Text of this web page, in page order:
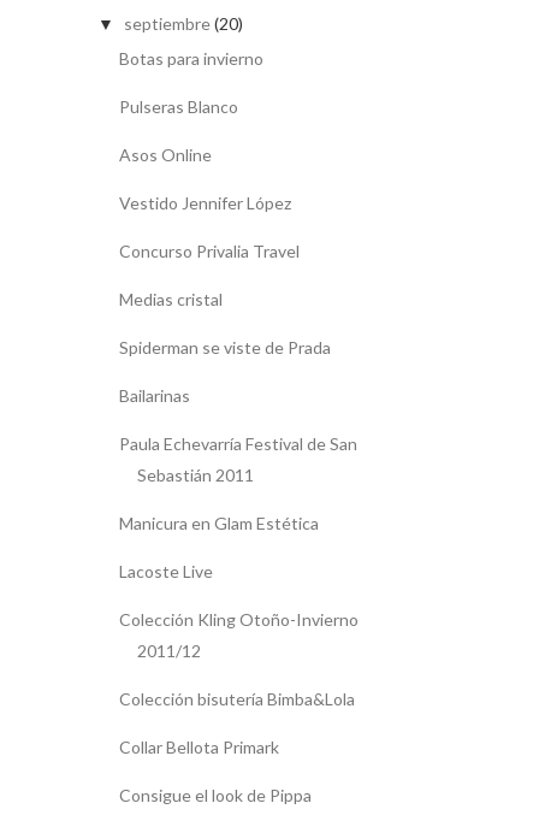
▼ septiembre(20)
Botas para invierno
Pulseras Blanco
Asos Online
Vestido Jennifer López
Concurso Privalia Travel
Medias cristal
Spiderman se viste de Prada
Bailarinas
Paula Echevarría Festival de San
Sebastián 2011
Manicura en Glam Estética
Lacoste Live
Colección Kling Otoño-Invierno
2011/12
Colección bisutería Bimba&Lola
Collar Bellota Primark
Consigue el look de Pippa